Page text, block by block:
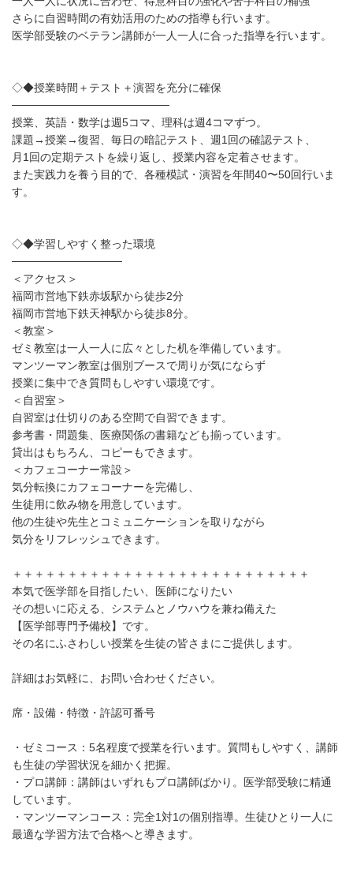
さらに自習時間の有効活用のための指導も行います。
医学部受験のベテラン講師が一人一人に合った指導を行います。
◇◆授業時間＋テスト＋演習を充分に確保
────────────────────
授業、英語・数学は週5コマ、理科は週4コマずつ。
課題→授業→復習、毎日の暗記テスト、週1回の確認テスト、
月1回の定期テストを繰り返し、授業内容を定着させます。
また実践力を養う目的で、各種模試・演習を年間40〜50回行いま
す。
◇◆学習しやすく整った環境
──────────────
＜アクセス＞
福岡市営地下鉄赤坂駅から徒歩2分
福岡市営地下鉄天神駅から徒歩8分。
＜教室＞
ゼミ教室は一人一人に広々とした机を準備しています。
マンツーマン教室は個別ブースで周りが気にならず
授業に集中でき質問もしやすい環境です。
＜自習室＞
自習室は仕切りのある空間で自習できます。
参考書・問題集、医療関係の書籍なども揃っています。
貸出はもちろん、コピーもできます。
＜カフェコーナー常設＞
気分転換にカフェコーナーを完備し、
生徒用に飲み物を用意しています。
他の生徒や先生とコミュニケーションを取りながら
気分をリフレッシュできます。
＋＋＋＋＋＋＋＋＋＋＋＋＋＋＋＋＋＋＋＋＋＋＋＋＋＋＋
本気で医学部を目指したい、医師になりたい
その想いに応える、システムとノウハウを兼ね備えた
【医学部専門予備校】です。
その名にふさわしい授業を生徒の皆さまにご提供します。
詳細はお気軽に、お問い合わせください。
席・設備・特徴・許認可番号
・ゼミコース：5名程度で授業を行います。質問もしやすく、講師
も生徒の学習状況を細かく把握。
・プロ講師：講師はいずれもプロ講師ばかり。医学部受験に精通
しています。
・マンツーマンコース：完全1対1の個別指導。生徒ひとり一人に
最適な学習方法で合格へと導きます。